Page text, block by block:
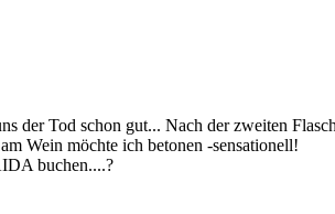
der Tod schon gut... Nach der zweiten
Wein möchte ich betonen -sensationell!
buchen....?